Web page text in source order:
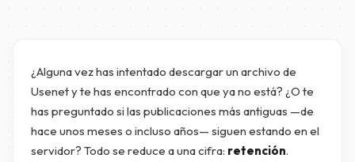
¿Alguna vez has intentado descargar un archivo de
Usenet y te has encontrado con que ya no está? ¿O te
has preguntado si las publicaciones más antiguas —de
hace unos meses o incluso años— siguen estando en el
servidor? Todo se reduce a una cifra: retención.